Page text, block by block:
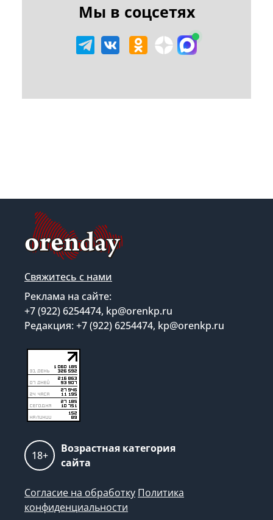
Мы в соцсетях
Свяжитесь с нами
Реклама на сайте:
+7 (922) 6254474, kp@orenkp.ru
Редакция: +7 (922) 6254474, kp@orenkp.ru
18+
Возрастная категория
сайта
Согласие на обработку Политика
конфиденциальности